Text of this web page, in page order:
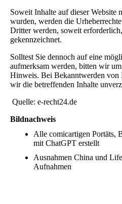
Soweit Inhalte auf dieser Website
wurden, werden die
Dritter werden, soweit
gekennzeichnet.
Solltest Sie dennoch auf eine
aufmerksam werden, bitten wir
Hinweis. Bei Bekanntwerden von
wir die betreffenden Inhalte
Quelle: e-recht24.de
Bildnachweis
Alle comicartigen Portäts,
mit ChatGPT erstellt
Ausnahmen China und
Aufnahmen